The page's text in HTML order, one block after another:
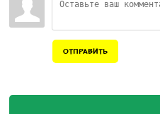
ОТПРАВИТЬ